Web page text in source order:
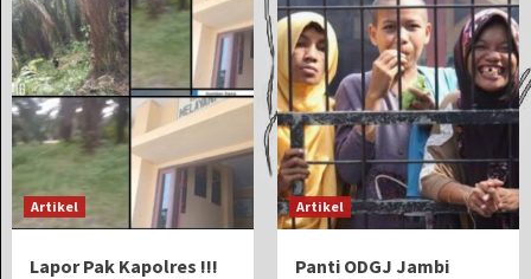
Artikel
Lapor Pak Kapolres !!!
Artikel
Panti ODGJ Jambi